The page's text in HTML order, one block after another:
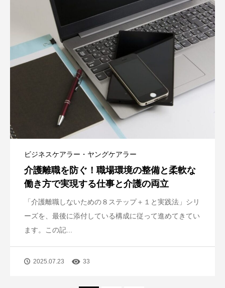
ビジネスケアラー・ヤングケアラー
介護離職を防ぐ！職場環境の整備と柔軟な
働き方で実現する仕事と介護の両立
「介護離職しないための８ステップ＋１と実践法」シリ
ーズを、最後に添付している構成に従って進めてきてい
ます。この記...
2025.07.23 33